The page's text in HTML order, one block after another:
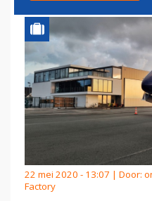
22 mei 2020 - 13:07 | Door:
Factory